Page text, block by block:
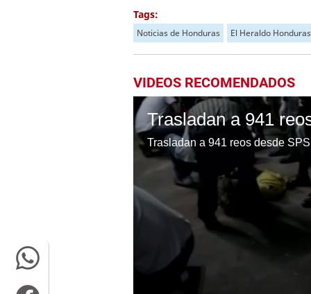
Tags:
Noticias de Honduras El Heraldo Honduras
VIDEOS RECOMENDADOS
Trasladan a 941 reos desde